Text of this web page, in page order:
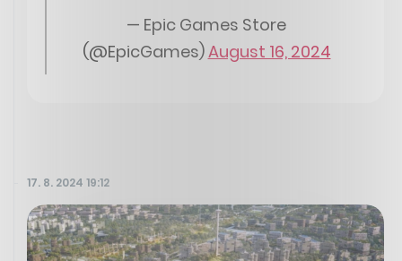
— Epic Games Store
(@EpicGames)August 16, 2024
17. 8. 2024 19:12